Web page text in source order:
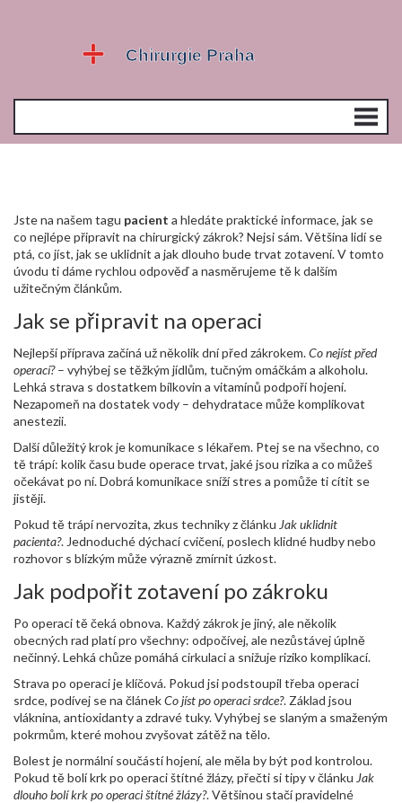
Jste na našem tagu pacient a hledáte praktické informace, jak se
co nejlépe připravit na chirurgický zákrok? Nejsi sám. Většina lidí se
ptá, co jíst, jak se uklidnit a jak dlouho bude trvat zotavení. V tomto
úvodu ti dáme rychlou odpověď a nasměrujeme tě k dalším
užitečným článkům.
Jak se připravit na operaci
Nejlepší příprava začíná už několik dní před zákrokem.Co nejíst před
operací?– vyhýbej se těžkým jídlům, tučným omáčkám a alkoholu.
Lehká strava s dostatkem bílkovin a vitamínů podpoří hojení.
Nezapomeň na dostatek vody – dehydratace může komplikovat
anestezii.
Další důležitý krok je komunikace s lékařem. Ptej se na všechno, co
tě trápí: kolik času bude operace trvat, jaké jsou rizika a co můžeš
očekávat po ní. Dobrá komunikace sníží stres a pomůže ti cítit se
jistěji.
Pokud tě trápí nervozita, zkus techniky z článku Jak uklidnit
pacienta?. Jednoduché dýchací cvičení, poslech klidné hudby nebo
rozhovor s blízkým může výrazně zmírnit úzkost.
Jak podpořit zotavení po zákroku
Po operaci tě čeká obnova. Každý zákrok je jiný, ale několik
obecných rad platí pro všechny: odpočívej, ale nezůstávej úplně
nečinný. Lehká chůze pomáhá cirkulaci a snižuje riziko komplikací.
Strava po operaci je klíčová. Pokud jsi podstoupil třeba operaci
srdce, podívej se na článekCo jíst po operaci srdce?. Základ jsou
vláknina, antioxidanty a zdravé tuky. Vyhýbej se slaným a smaženým
pokrmům, které mohou zvyšovat zátěž na tělo.
Bolest je normální součástí hojení, ale měla by být pod kontrolou.
Pokud tě bolí krk po operaci štítné žlázy, přečti si tipy v článku Jak
dlouho bolí krk po operaci štítné žlázy?. Většinou stačí pravidelné